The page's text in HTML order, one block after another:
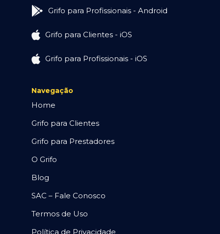
Grifo para Profissionais - Android
Grifo para Clientes - iOS
Grifo para Profissionais - iOS
Navegação
Home
Grifo para Clientes
Grifo para Prestadores
O Grifo
Blog
SAC – Fale Conosco
Termos de Uso
Política de Privacidade